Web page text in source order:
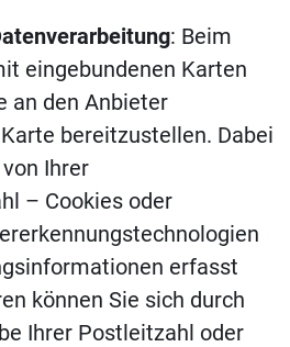
: Beim
eingebundenen Karten
an den Anbieter
bereitzustellen. Dabei
Ihrer
– Cookies oder
erfasst
können Sie sich durch
Ihrer Postleitzahl oder